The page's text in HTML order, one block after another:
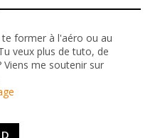
former à l'aéro ou au
veux plus de tuto, de
Viens me soutenir sur